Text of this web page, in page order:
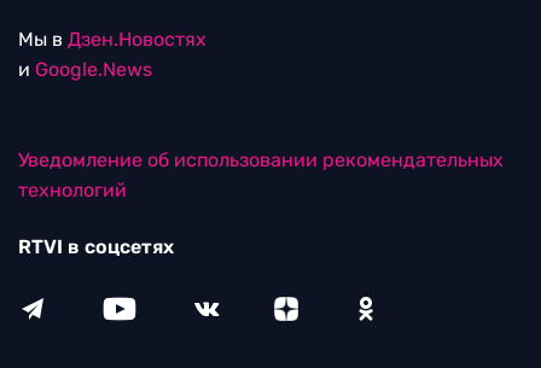
Мы в Дзен.Новостях
и Google.News
Уведомление об использовании рекомендательных
технологий
RTVI в соцсетях